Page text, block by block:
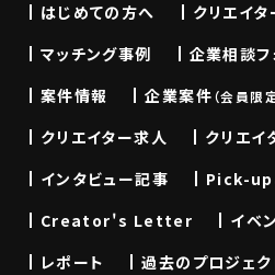
はじめての方へ
クリエイ
マッチング事例
企業相談フ
案件情報
企業案件（会員限定
クリエイター求人
クリエイ
インタビュー記事
Pick-
Creator's Letter
イベ
レポート
過去のプロジェク